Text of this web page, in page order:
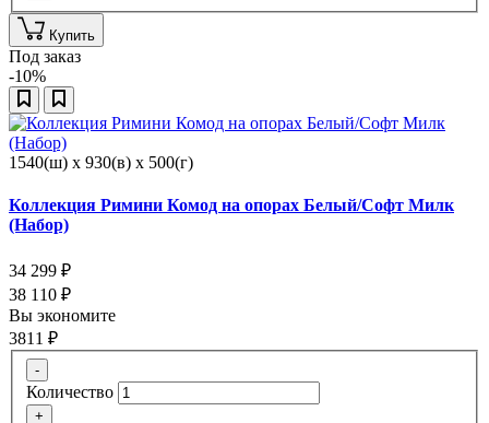
Купить
Под заказ
-10%
1540(ш) x 930(в) x 500(г)
Коллекция Римини Комод на опорах Белый/Софт Милк
(Набор)
34 299 ₽
38 110 ₽
Вы экономите
3811 ₽
-
Количество
+